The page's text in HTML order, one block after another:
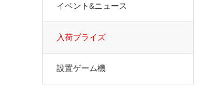
イベント&ニュース
入荷プライズ
設置ゲーム機